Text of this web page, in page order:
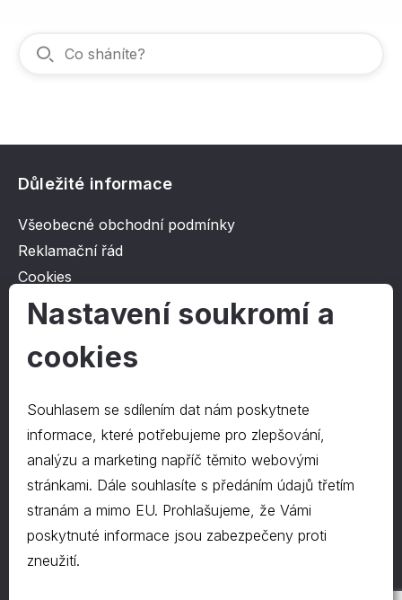
Důležité informace
Všeobecné obchodní podmínky
Reklamační řád
Cookies
Ochrana osobních údajů
O společnosti
Kontakt
O nás
Kontakty
577 222 666
©2024 PD-HRAPA s.r.o.
Nastavení soukromí a
cookies
Souhlasem se sdílením dat nám poskytnete
informace, které potřebujeme pro zlepšování,
analýzu a marketing napříč těmito webovými
stránkami. Dále souhlasíte s předáním údajů třetím
stranám a mimo EU. Prohlašujeme, že Vámi
poskytnuté informace jsou zabezpečeny proti
zneužití.